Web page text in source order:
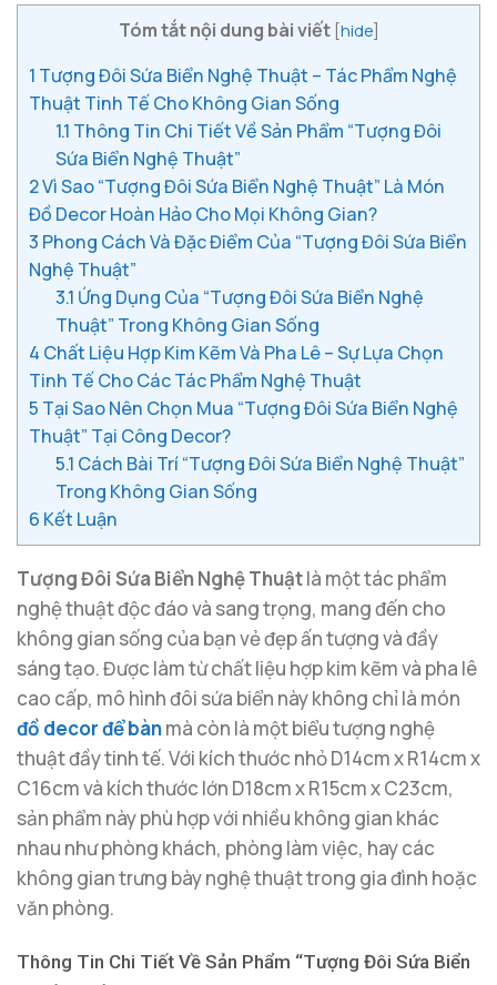
Tóm tắt nội dung bài viết [hide]
1 Tượng Đôi Sứa Biển Nghệ Thuật – Tác Phẩm Nghệ
Thuật Tinh Tế Cho Không Gian Sống
1.1 Thông Tin Chi Tiết Về Sản Phẩm “Tượng Đôi
Sứa Biển Nghệ Thuật”
2Vì Sao “Tượng Đôi Sứa Biển Nghệ Thuật” Là Món
Đồ Decor Hoàn Hảo Cho Mọi Không Gian?
3 Phong Cách Và Đặc Điểm Của “Tượng Đôi Sứa Biển
Nghệ Thuật”
3.1 Ứng Dụng Của “Tượng Đôi Sứa Biển Nghệ
Thuật” Trong Không Gian Sống
4 Chất Liệu Hợp Kim Kẽm Và Pha Lê – Sự Lựa Chọn
Tinh Tế Cho Các Tác Phẩm Nghệ Thuật
5 Tại Sao Nên Chọn Mua “Tượng Đôi Sứa Biển Nghệ
Thuật” Tại Công Decor?
5.1 Cách Bài Trí “Tượng Đôi Sứa Biển Nghệ Thuật”
Trong Không Gian Sống
6 Kết Luận
Tượng Đôi Sứa Biển Nghệ Thuậtlà một tác phẩm
nghệ thuật độc đáo và sang trọng, mang đến cho
không gian sống của bạn vẻ đẹp ấn tượng và đầy
sáng tạo. Được làm từ chất liệu hợp kim kẽm và pha lê
cao cấp, mô hình đôi sứa biển này không chỉ là món
đồ decor để bànmà còn là một biểu tượng nghệ
thuật đầy tinh tế. Với kích thước nhỏ D14cm x R14cm x
C16cm và kích thước lớn D18cm x R15cm x C23cm,
sản phẩm này phù hợp với nhiều không gian khác
nhau như phòng khách, phòng làm việc, hay các
không gian trưng bày nghệ thuật trong gia đình hoặc
văn phòng.
Thông Tin Chi Tiết Về Sản Phẩm “Tượng Đôi Sứa Biển